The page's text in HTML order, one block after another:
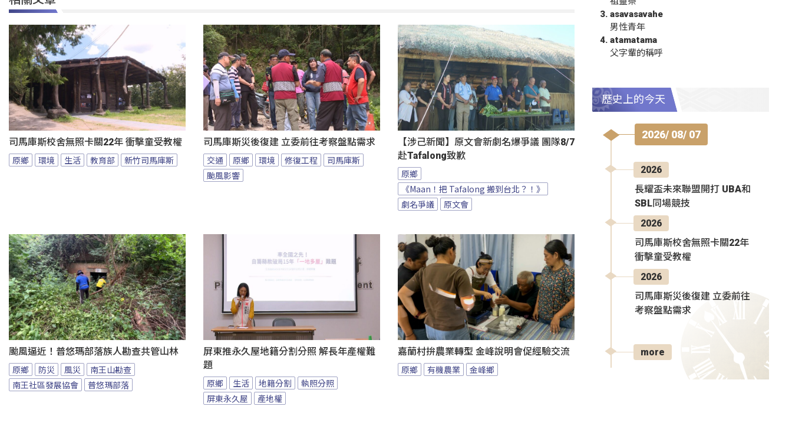
司馬庫斯校舍無照卡關22年 衝擊童受教權
原鄉 環境 生活 教育部 新竹司馬庫斯
司馬庫斯災後復建 立委前往考察盤點需求
交通 原鄉 環境 修復工程
司馬庫斯
颱風影響
【涉己新聞】原文會新劇名爆爭議 團隊8/7
赴Tafalong致歉
原鄉
《Maan！把 Tafalong 搬到台北？！》
劇名爭議
原文會
颱風逼近！普悠瑪部落族人勘查共管山林
原鄉 防災 風災
南王山勘查
南王社區發展協會
普悠瑪部落
屏東推永久屋地籍分割分照 解長年產權難
題
原鄉 生活 地籍分割
執照分照
屏東永久屋
產地權
嘉蘭村拚農業轉型 金峰說明會促經驗交流
原鄉 有機農業 金峰鄉
asavasavahe
男性青年
atamatama
父字輩的稱呼
歷史上的今天
2026/ 08/ 07
2026
長耀盃未來聯盟開打 UBA和
SBL同場競技
2026
司馬庫斯校舍無照卡關22年
衝擊童受教權
2026
司馬庫斯災後復建 立委前往
考察盤點需求
more